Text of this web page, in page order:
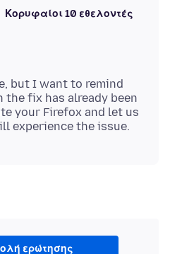
Κορυφαίοι 10 εθελοντές
but I want to remind
the fix has already been
your Firefox and let us
ερώτησης